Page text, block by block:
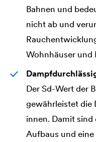
Bahnen und
nicht ab und
Wohnhäuser und
Der Sd-Wert der
gewährleistet die
innen. Damit
Aufbaus und